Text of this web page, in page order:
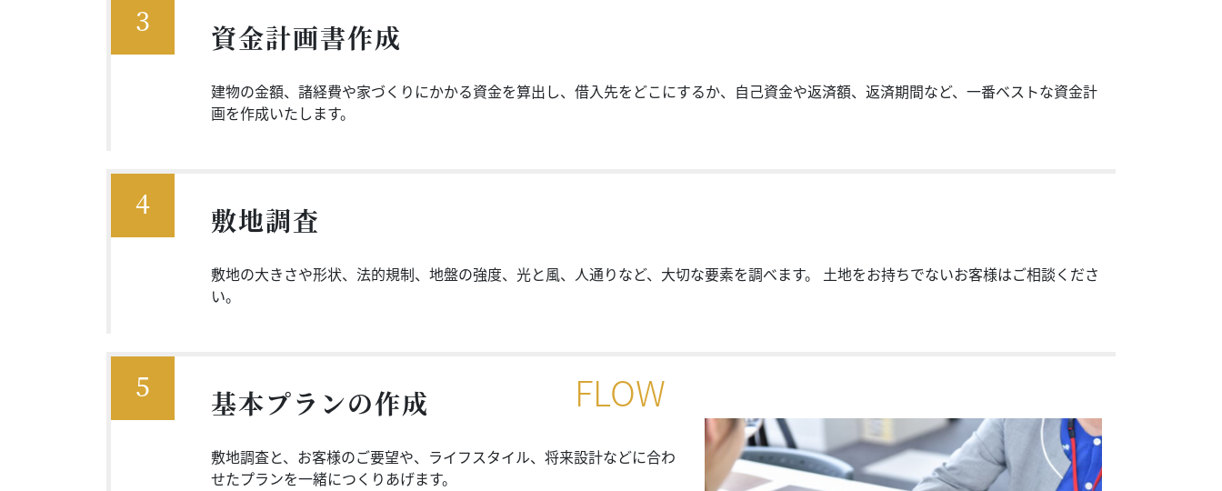
FLOW
3 資金計画書作成
建物の金額、諸経費や家づくりにかかる資金を算出し、借入先をどこにするか、自己資金や返済額、返済期間など、一番ベストな資金計
画を作成いたします。
4 敷地調査
敷地の大きさや形状、法的規制、地盤の強度、光と風、人通りなど、大切な要素を調べます。 土地をお持ちでないお客様はご相談くださ
い。
5 基本プランの作成
敷地調査と、お客様のご要望や、ライフスタイル、将来設計などに合わ
せたプランを一緒につくりあげます。